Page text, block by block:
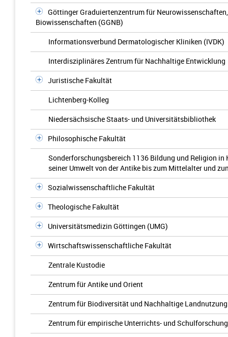
Göttinger Graduiertenzentrum für
Biowissenschaften (GGNB)
Informationsverbund Dermatologischer Kliniken (IVDK)
Interdisziplinäres Zentrum für Nachhaltige Entwicklung
Juristische Fakultät
Lichtenberg-Kolleg
Niedersächsische Staats- und Universitätsbibliothek
Philosophische Fakultät
Sonderforschungsbereich 1136 Bildung und Religion
seiner Umwelt von der Antike bis zum Mittelalter und
Sozialwissenschaftliche Fakultät
Theologische Fakultät
Universitätsmedizin Göttingen (UMG)
Wirtschaftswissenschaftliche Fakultät
Zentrale Kustodie
Zentrum für Antike und Orient
Zentrum für Biodiversität und Nachhaltige Landnutzung
Zentrum für empirische Unterrichts- und